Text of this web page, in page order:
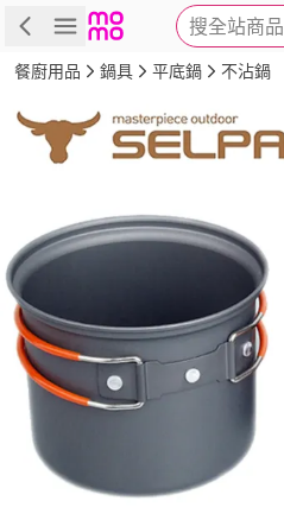
搜全站商品
商品 評價 詳情
餐廚用品 鍋具 平底鍋 不沾鍋